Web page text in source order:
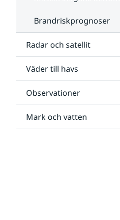
Brandriskprognoser
Radar och satellit
Väder till havs
Observationer
Mark och vatten